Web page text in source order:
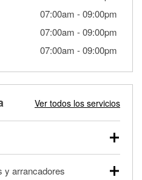
07:00am -09:00pm
07:00am -09:00pm
07:00am -09:00pm
Ver todos los servicios
comerciales y
y arrancadores